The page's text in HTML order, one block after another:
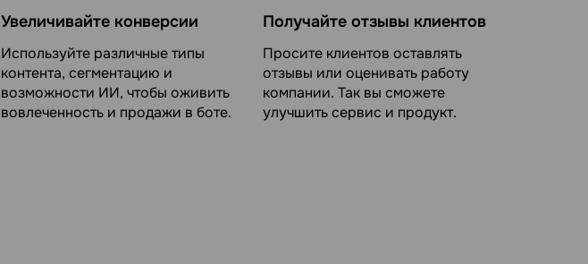
Увеличивайте конверсии
Используйте различные типы
контента, сегментацию и
возможности ИИ, чтобы оживить
вовлеченность и продажи в боте.
Получайте отзывы клиентов
Просите клиентов оставлять
отзывы или оценивать работу
компании. Так вы сможете
улучшить сервис и продукт.